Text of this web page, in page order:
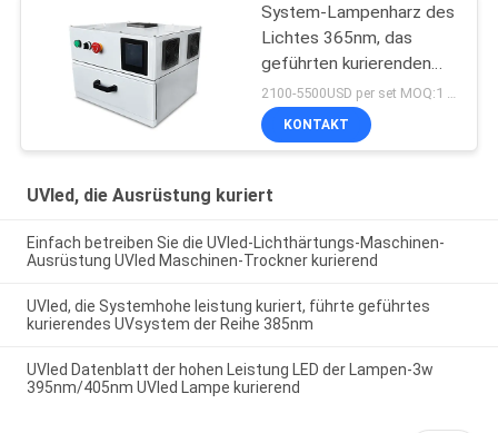
System-Lampenharz des
Lichtes 365nm, das
geführten kurierenden
UVofen des Kastens
405nm trocknet
2100-5500USD per set MOQ:1 Satz
KONTAKT
UVled, die Ausrüstung kuriert
Einfach betreiben Sie die UVled-Lichthärtungs-Maschinen-
Ausrüstung UVled Maschinen-Trockner kurierend
UVled, die Systemhohe leistung kuriert, führte geführtes
kurierendes UVsystem der Reihe 385nm
UVled Datenblatt der hohen Leistung LED der Lampen-3w
395nm/405nm UVled Lampe kurierend